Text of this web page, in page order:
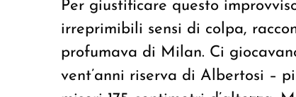
Per giustificare questo
irreprimibili sensi di colpa,
profumava di Milan. Ci
vent’anni riserva di Albertosi –